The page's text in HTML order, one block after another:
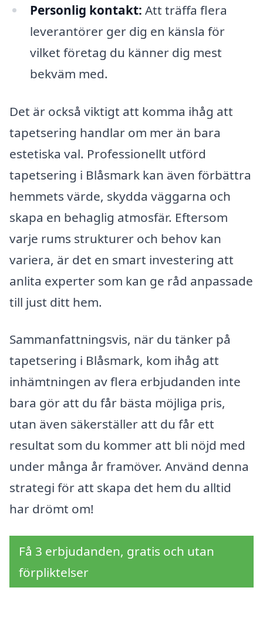
Personlig kontakt: Att träffa flera
leverantörer ger dig en känsla för
vilket företag du känner dig mest
bekväm med.
Det är också viktigt att komma ihåg att
tapetsering handlar om mer än bara
estetiska val. Professionellt utförd
tapetsering i Blåsmark kan även förbättra
hemmets värde, skydda väggarna och
skapa en behaglig atmosfär. Eftersom
varje rums strukturer och behov kan
variera, är det en smart investering att
anlita experter som kan ge råd anpassade
till just ditt hem.
Sammanfattningsvis, när du tänker på
tapetsering i Blåsmark, kom ihåg att
inhämtningen av flera erbjudanden inte
bara gör att du får bästa möjliga pris,
utan även säkerställer att du får ett
resultat som du kommer att bli nöjd med
under många år framöver. Använd denna
strategi för att skapa det hem du alltid
har drömt om!
Få 3 erbjudanden, gratis och utan
förpliktelser